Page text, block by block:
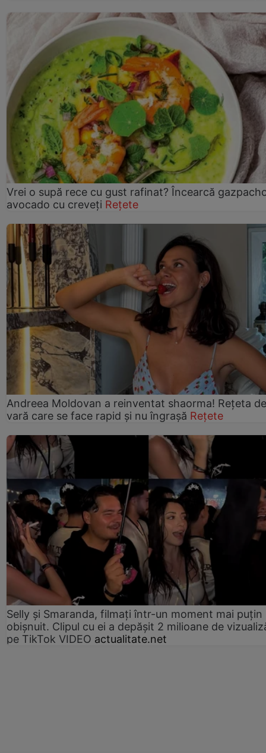
Vrei o supă rece cu gust rafinat? Încearcă
avocado cu creveți Rețete
Andreea Moldovan a reinventat shaorma! Rețeta de
vară care se face rapid și nu îngrașă Rețete
Selly și Smaranda, filmați într-un moment mai puțin
obișnuit. Clipul cu ei a depășit 2 milioane de
pe TikTok VIDEO actualitate.net